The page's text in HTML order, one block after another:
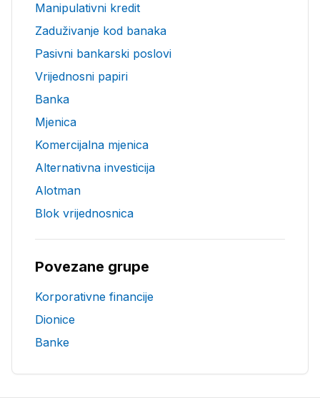
Manipulativni kredit
Zaduživanje kod banaka
Pasivni bankarski poslovi
Vrijednosni papiri
Banka
Mjenica
Komercijalna mjenica
Alternativna investicija
Alotman
Blok vrijednosnica
Povezane grupe
Korporativne financije
Dionice
Banke